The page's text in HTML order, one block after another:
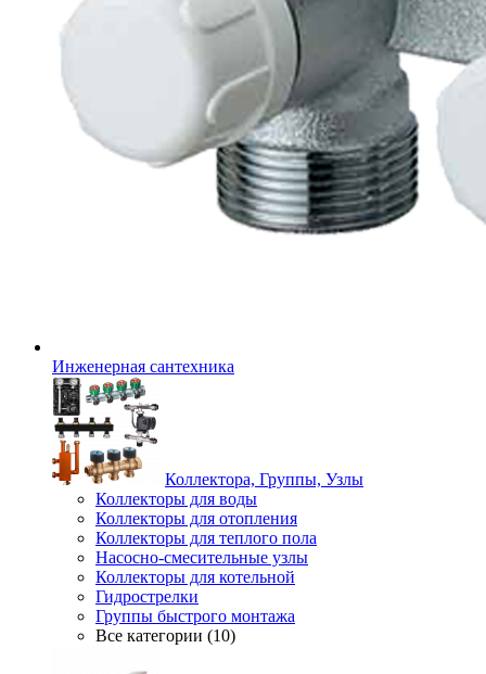
Инженерная сантехника
Коллектора, Группы, Узлы
Коллекторы для воды
Коллекторы для отопления
Коллекторы для теплого пола
Насосно-смесительные узлы
Коллекторы для котельной
Гидрострелки
Группы быстрого монтажа
Все категории (10)